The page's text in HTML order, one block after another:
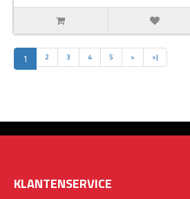
1 2 3 4 5 > >|
KLANTENSERVICE